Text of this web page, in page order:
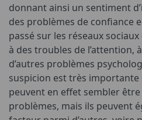
donnant ainsi un sentiment
des problèmes de confiance
passé sur les réseaux
à des troubles de l’attention,
d’autres problèmes
suspicion est très importante
peuvent en effet sembler
problèmes, mais ils peuvent